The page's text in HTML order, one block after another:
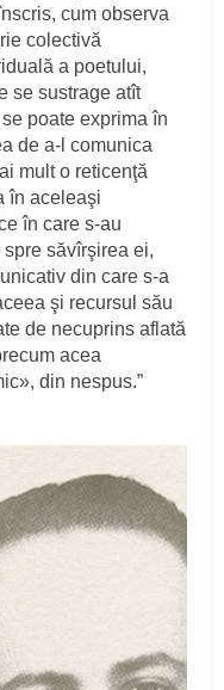
cum observa
colectivă
a poetului,
se sustrage atît
poate exprima în
de a-l comunica
mult o reticenţă
în aceleaşi
în care s-au
săvîrşirea ei,
din care s-a
şi recursul său
de necuprins aflată
acea
din nespus.”